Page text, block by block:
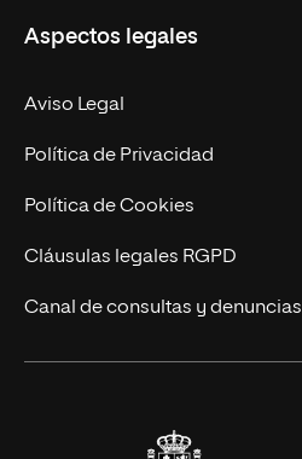
Doctorados
Experto Universitario
Postgrados
Cursos Universitarios
Facultades
Nuestro Equipo
Trabaja en UNIR
Actualidad
UNIR Revista
Eventos
Aspectos legales
Aviso Legal
Política de Privacidad
Política de Cookies
Cláusulas legales RGPD
Canal de consultas y denuncias